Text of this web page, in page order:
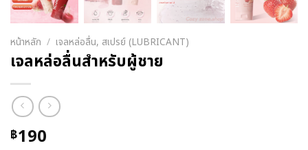
หน้าหลัก / เจลหล่อลื่น, สเปรย์ (LUBRICANT)
เจลหล่อลื่นสำหรับผู้ชาย
฿190